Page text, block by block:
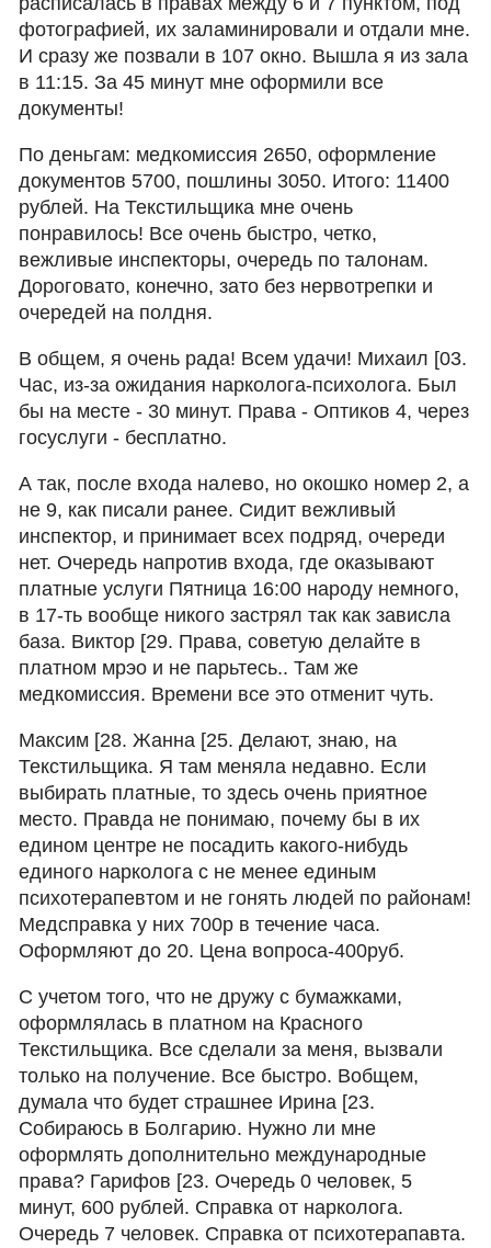
фотографией, их заламинировали и отдали мне.
И сразу же позвали в 107 окно. Вышла я из зала
в 11:15. За 45 минут мне оформили все
документы!
По деньгам: медкомиссия 2650, оформление
документов 5700, пошлины 3050. Итого: 11400
рублей. На Текстильщика мне очень
понравилось! Все очень быстро, четко,
вежливые инспекторы, очередь по талонам.
Дороговато, конечно, зато без нервотрепки и
очередей на полдня.
В общем, я очень рада! Всем удачи! Михаил [03.
Час, из-за ожидания нарколога-психолога. Был
бы на месте - 30 минут. Права - Оптиков 4, через
госуслуги - бесплатно.
А так, после входа налево, но окошко номер 2, а
не 9, как писали ранее. Сидит вежливый
инспектор, и принимает всех подряд, очереди
нет. Очередь напротив входа, где оказывают
платные услуги Пятница 16:00 народу немного,
в 17-ть вообще никого застрял так как зависла
база. Виктор [29. Права, советую делайте в
платном мрэо и не парьтесь.. Там же
медкомиссия. Времени все это отменит чуть.
Максим [28. Жанна [25. Делают, знаю, на
Текстильщика. Я там меняла недавно. Если
выбирать платные, то здесь очень приятное
место. Правда не понимаю, почему бы в их
едином центре не посадить какого-нибудь
единого нарколога с не менее единым
психотерапевтом и не гонять людей по районам!
Медсправка у них 700р в течение часа.
Оформляют до 20. Цена вопроса-400руб.
С учетом того, что не дружу с бумажками,
оформлялась в платном на Красного
Текстильщика. Все сделали за меня, вызвали
только на получение. Все быстро. Вобщем,
думала что будет страшнее Ирина [23.
Собираюсь в Болгарию. Нужно ли мне
оформлять дополнительно международные
права? Гарифов [23. Очередь 0 человек, 5
минут, 600 рублей. Справка от нарколога.
Очередь 7 человек. Справка от психотерапавта.